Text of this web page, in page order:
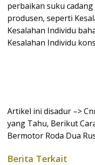
perbaikan suku
produsen, seperti
Kesalahan Individu
Kesalahan Individu
Artikel ini disadur –>
yang Tahu, Berikut
Bermotor Roda Dua
Berita Terkait